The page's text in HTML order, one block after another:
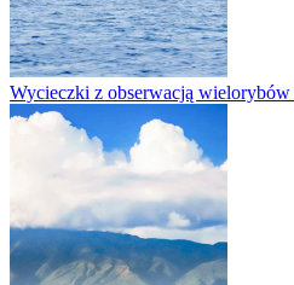
Wycieczki z obserwacją wielorybów